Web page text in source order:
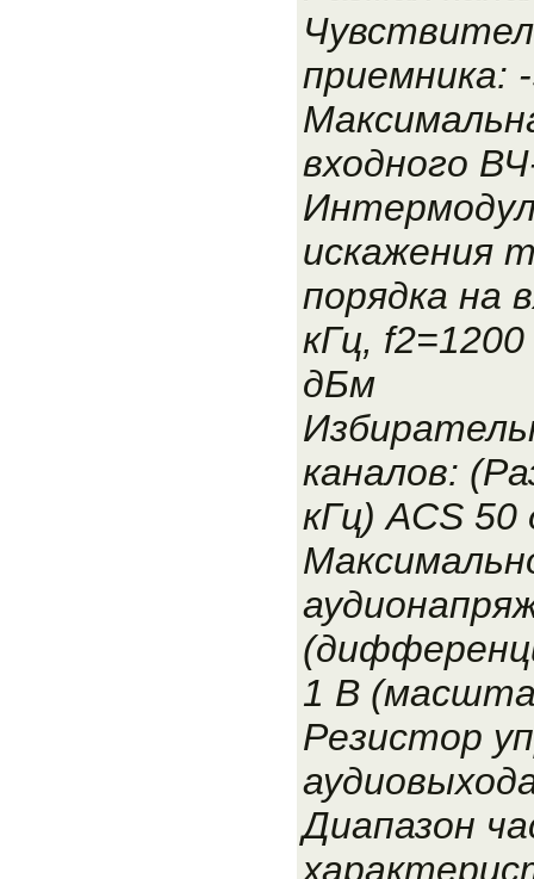
приемника:
входного
искажения
порядка на
кГц,
дБм
каналов:
кГц) ACS 50
1 В
Резистор
Диапазон